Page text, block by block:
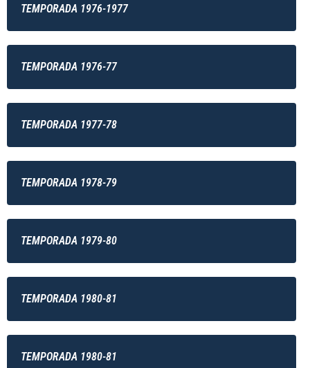
TEMPORADA 1976-1977
TEMPORADA 1976-77
TEMPORADA 1977-78
TEMPORADA 1978-79
TEMPORADA 1979-80
TEMPORADA 1980-81
TEMPORADA 1980-81